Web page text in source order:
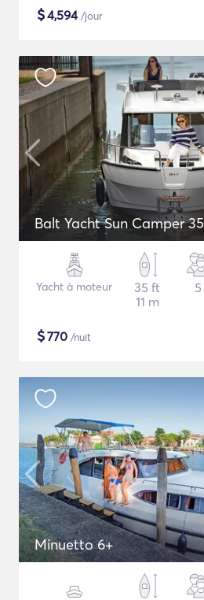
$4,594/jour
Balt Yacht Sun Camper 35
Yacht à moteur
35 ft
11 m
5
$770 /nuit
Minuetto 6+